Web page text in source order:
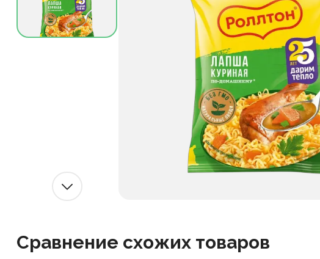
Сравнение схожих товаров